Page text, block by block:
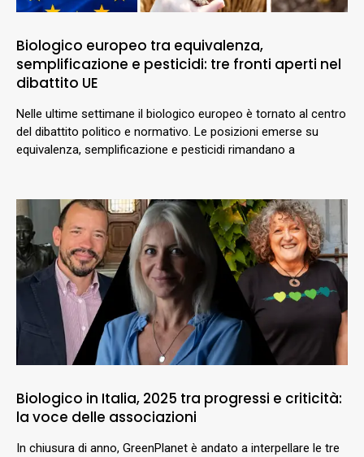
Biologico europeo tra equivalenza,
semplificazione e pesticidi: tre fronti aperti nel
dibattito UE
Nelle ultime settimane il biologico europeo è tornato al centro
del dibattito politico e normativo. Le posizioni emerse su
equivalenza, semplificazione e pesticidi rimandano a
Biologico in Italia, 2025 tra progressi e criticità:
la voce delle associazioni
In chiusura di anno, GreenPlanet è andato a interpellare le tre